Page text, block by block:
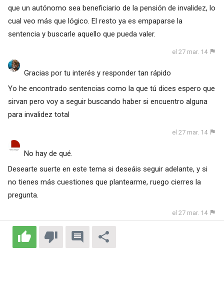
que un autónomo sea beneficiario de la pensión de invalidez, lo
cual veo más que lógico. El resto ya es empaparse la
sentencia y buscarle aquello que pueda valer.
el 27 mar. 14
Gracias por tu interés y responder tan rápido
Yo he encontrado sentencias como la que tú dices espero que
sirvan pero voy a seguir buscando haber si encuentro alguna
para invalidez total
el 27 mar. 14
No hay de qué.
Desearte suerte en este tema si deseáis seguir adelante, y si
no tienes más cuestiones que plantearme, ruego cierres la
pregunta.
el 27 mar. 14